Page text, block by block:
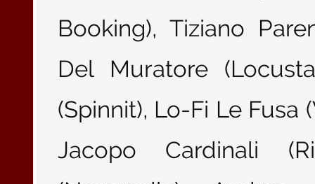
Booking), Tiziano
Del Muratore
(Spinnit), Lo-Fi Le Fusa
Jacopo Cardinali